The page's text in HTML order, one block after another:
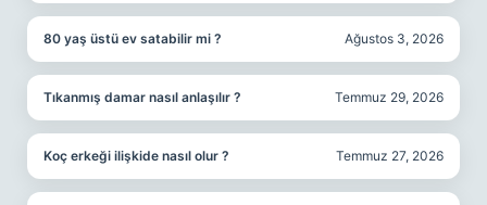
80 yaş üstü ev satabilir mi ? Ağustos 3, 2026
Tıkanmış damar nasıl anlaşılır ? Temmuz 29, 2026
Koç erkeği ilişkide nasıl olur ? Temmuz 27, 2026